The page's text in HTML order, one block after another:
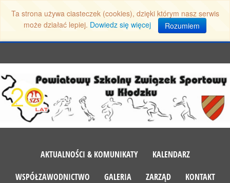
Ta strona używa ciasteczek (cookies), dzięki którym nasz serwis
może działać lepiej. Dowiedz się więcej Rozumiem
AKTUALNOŚCI & KOMUNIKATY
KALENDARZ
WSPÓŁZAWODNICTWO
GALERIA ZARZĄD
KONTAKT